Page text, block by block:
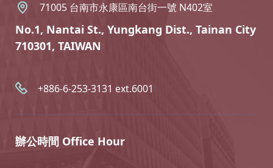
71005 台南市永康區南台街一號 N402室
No.1, Nantai St., Yungkang Dist., Tainan City
710301, TAIWAN
+886-6-253-3131 ext.6001
辦公時間 Office Hour